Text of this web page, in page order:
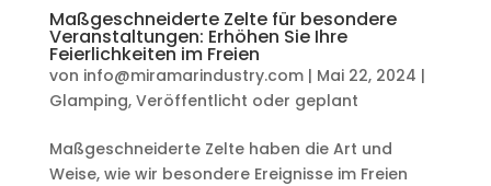
Maßgeschneiderte Zelte für besondere
Veranstaltungen: Erhöhen Sie Ihre
Feierlichkeiten im Freien
von info@miramarindustry.com| Mai 22, 2024 |
Glamping, Veröffentlicht oder geplant
Maßgeschneiderte Zelte haben die Art und
Weise, wie wir besondere Ereignisse im Freien